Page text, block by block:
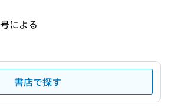
による
書店で探す